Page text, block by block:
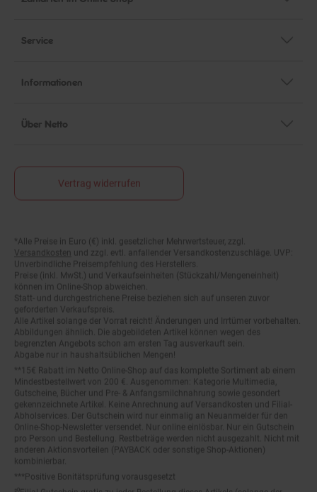
Über Netto
Fußnoten
Versandkosten und zzgl. evtl. anfallender Versandkostenzuschläge. UVP:
Unverbindliche Preisempfehlung des Herstellers.
Preise (inkl. MwSt.) und Verkaufseinheiten (Stückzahl/Mengeneinheit)
können im Online-Shop abweichen.
Statt- und durchgestrichene Preise beziehen sich auf unseren zuvor
geforderten Verkaufspreis.
Alle Artikel solange der Vorrat reicht! Änderungen und Irrtümer vorbehalten.
Abbildungen ähnlich. Die abgebildeten Artikel können wegen des
begrenzten Angebots schon am ersten Tag ausverkauft sein.
Abgabe nur in haushaltsüblichen Mengen!
Mindestbestellwert von 200 €. Ausgenommen: Kategorie Multimedia,
Gutscheine, Bücher und Pre- & Anfangsmilchnahrung sowie gesondert
gekennzeichnete Artikel. Keine Anrechnung auf Versandkosten und Filial-
Abholservices. Der Gutschein wird nur einmalig an Neuanmelder für den
Online-Shop-Newsletter versendet. Nur online einlösbar. Nur ein Gutschein
pro Person und Bestellung. Restbeträge werden nicht ausgezahlt. Nicht mit
anderen Aktionsvorteilen (PAYBACK oder sonstige Shop-Aktionen)
kombinierbar.